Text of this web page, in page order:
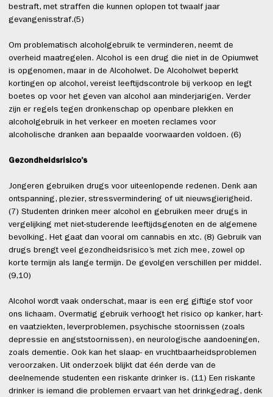
bestraft, met straffen die kunnen oplopen tot twaalf jaar
gevangenisstraf.(5)
Om problematisch alcoholgebruik te verminderen, neemt de
overheid maatregelen. Alcohol is een drug die niet in de Opiumwet
is opgenomen, maar in de Alcoholwet. De Alcoholwet beperkt
kortingen op alcohol, vereist leeftijdscontrole bij verkoop en legt
boetes op voor het geven van alcohol aan minderjarigen. Verder
zijn er regels tegen dronkenschap op openbare plekken en
alcoholgebruik in het verkeer en moeten reclames voor
alcoholische dranken aan bepaalde voorwaarden voldoen. (6)
Gezondheidsrisico’s
Jongeren gebruiken drugs voor uiteenlopende redenen. Denk aan
ontspanning, plezier, stressvermindering of uit nieuwsgierigheid.
(7) Studenten drinken meer alcohol en gebruiken meer drugs in
vergelijking met niet-studerende leeftijdsgenoten en de algemene
bevolking. Het gaat dan vooral om cannabis en xtc. (8) Gebruik van
drugs brengt veel gezondheidsrisico’s met zich mee, zowel op
korte termijn als lange termijn. De gevolgen verschillen per middel.
(9,10)
Alcohol wordt vaak onderschat, maar is een erg giftige stof voor
ons lichaam. Overmatig gebruik verhoogt het risico op kanker, hart-
en vaatziekten, leverproblemen, psychische stoornissen (zoals
depressie en angststoornissen), en neurologische aandoeningen,
zoals dementie. Ook kan het slaap- en vruchtbaarheidsproblemen
veroorzaken. Uit onderzoek blijkt dat één derde van de
deelnemende studenten een riskante drinker is. (11) Een riskante
drinker is iemand die problemen ervaart van het drinkgedrag, denk